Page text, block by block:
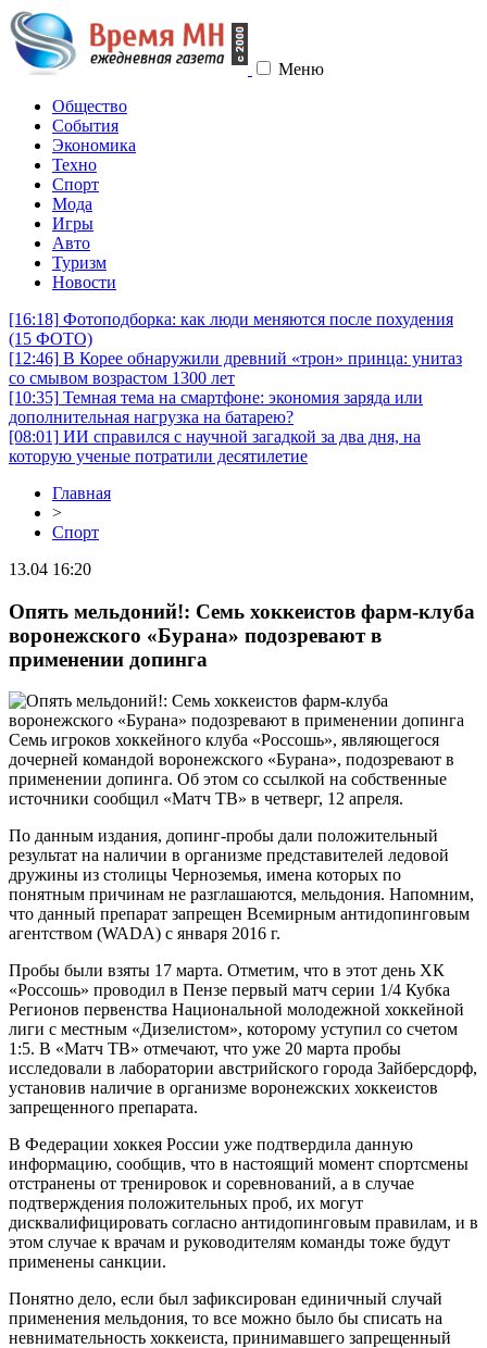
Меню
Общество
События
Экономика
Техно
Спорт
Мода
Игры
Авто
Туризм
Новости
[16:18] Фотоподборка: как люди меняются после похудения
(15 ФОТО)
[12:46] В Корее обнаружили древний «трон» принца: унитаз
со смывом возрастом 1300 лет
[10:35] Темная тема на смартфоне: экономия заряда или
дополнительная нагрузка на батарею?
[08:01] ИИ справился с научной загадкой за два дня, на
которую ученые потратили десятилетие
Главная
>
Спорт
13.04 16:20
Опять мельдоний!: Семь хоккеистов фарм-клуба
воронежского «Бурана» подозревают в
применении допинга
Семь игроков хоккейного клуба «Россошь», являющегося
дочерней командой воронежского «Бурана», подозревают в
применении допинга. Об этом со ссылкой на собственные
источники сообщил «Матч ТВ» в четверг, 12 апреля.
По данным издания, допинг-пробы дали положительный
результат на наличии в организме представителей ледовой
дружины из столицы Черноземья, имена которых по
понятным причинам не разглашаются, мельдония. Напомним,
что данный препарат запрещен Всемирным антидопинговым
агентством (WADA) с января 2016 г.
Пробы были взяты 17 марта. Отметим, что в этот день ХК
«Россошь» проводил в Пензе первый матч серии 1/4 Кубка
Регионов первенства Национальной молодежной хоккейной
лиги с местным «Дизелистом», которому уступил со счетом
1:5. В «Матч ТВ» отмечают, что уже 20 марта пробы
исследовали в лаборатории австрийского города Зайберсдорф,
установив наличие в организме воронежских хоккеистов
запрещенного препарата.
В Федерации хоккея России уже подтвердила данную
информацию, сообщив, что в настоящий момент спортсмены
отстранены от тренировок и соревнований, а в случае
подтверждения положительных проб, их могут
дисквалифицировать согласно антидопинговым правилам, и в
этом случае к врачам и руководителям команды тоже будут
применены санкции.
Понятно дело, если был зафиксирован единичный случай
применения мельдония, то все можно было бы списать на
невнимательность хоккеиста, принимавшего запрещенный